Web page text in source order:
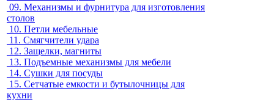
09. Механизмы и фурнитура для изготовления
столов
10. Петли мебельные
11. Смягчители удара
12. Защелки, магниты
13. Подъемные механизмы для мебели
14. Сушки для посуды
15. Сетчатые емкости и бутылочницы для
кухни